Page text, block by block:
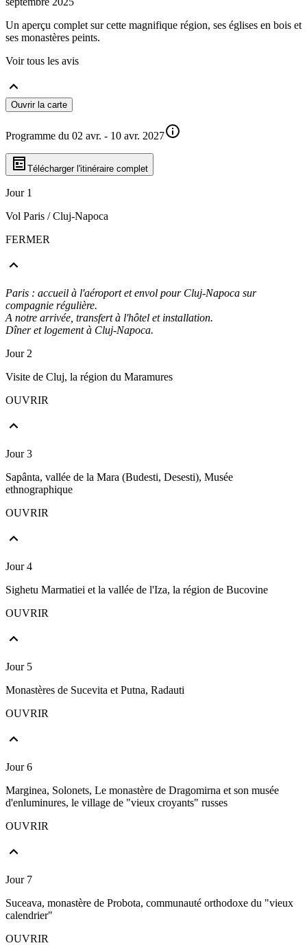
Un aperçu complet sur cette magnifique région, ses églises en bois et
ses monastères peints.
Voir tous les avis
Ouvrir la carte
Programme du 02 avr. - 10 avr. 2027
Télécharger l'itinéraire complet
Jour 1
Vol Paris / Cluj-Napoca
FERMER
Paris : accueil à l'aéroport et envol pour Cluj-Napoca sur
compagnie régulière.
A notre arrivée, transfert à l'hôtel et installation.
Dîner et logement à Cluj-Napoca.
Jour 2
Visite de Cluj, la région du Maramures
OUVRIR
Jour 3
Sapânta, vallée de la Mara (Budesti, Desesti), Musée
ethnographique
OUVRIR
Jour 4
Sighetu Marmatiei et la vallée de l'Iza, la région de Bucovine
OUVRIR
Jour 5
Monastères de Sucevita et Putna, Radauti
OUVRIR
Jour 6
Marginea, Solonets, Le monastère de Dragomirna et son musée
d'enluminures, le village de "vieux croyants" russes
OUVRIR
Jour 7
Suceava, monastère de Probota, communauté orthodoxe du "vieux
calendrier"
OUVRIR